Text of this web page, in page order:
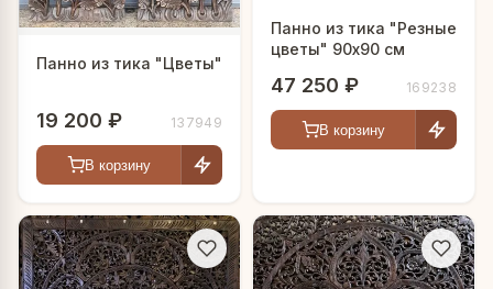
Панно из тика "Цветы"
19 200 ₽ 137949
В корзину
Панно из тика "Резные
цветы" 90х90 см
47 250 ₽ 169238
В корзину